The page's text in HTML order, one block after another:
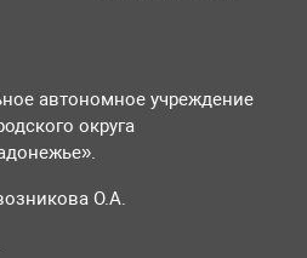
автономное учреждение
округа
О.А.